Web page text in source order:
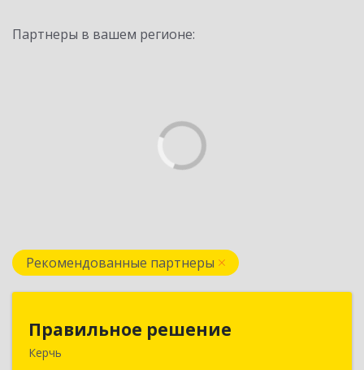
Партнеры в вашем регионе:
Рекомендованные партнеры
Правильное решение
Керчь298330, Крым Респ, Керчь г, Адмиралтейский